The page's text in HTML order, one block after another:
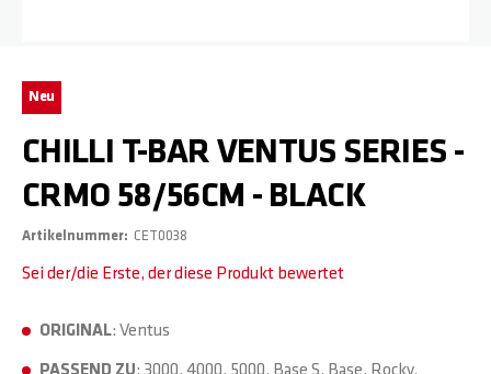
Neu
CHILLI T-BAR VENTUS SERIES -
CRMO 58/56CM - BLACK
Artikelnummer CET0038
Sei der/die Erste, der diese Produkt bewertet
ORIGINAL: Ventus